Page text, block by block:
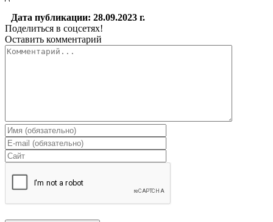
Дата публикации: 28.09.2023 г.
Поделиться в соцсетях!
Оставить комментарий
Комментарий